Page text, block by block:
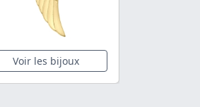
Voir les bijoux